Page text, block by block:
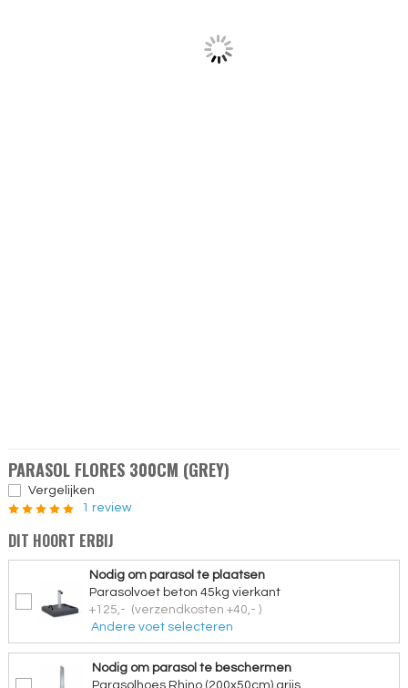
PARASOL FLORES 300CM (GREY)
Vergelijken
1 review
DIT HOORT ERBIJ
Nodig om parasol te plaatsen
Parasolvoet beton 45kg vierkant
+125,- (verzendkosten +40,- )
Andere voet selecteren
Nodig om parasol te beschermen
Parasolhoes Rhino (200x50cm) grijs